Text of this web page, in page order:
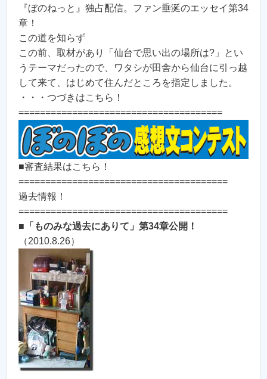
『ぼのねっと』独占配信。ファン垂涎のエッセイ第34
章！
この道を知らず
この前、取材があり「仙台で思い出の場所は?」とい
うテーマだったので、ワタシが田舎から仙台に引っ越
して来て、はじめて住んだところを指定しました。
・・・つづきはこちら！
======================================
■審査結果はこちら！
=======================================
過去情報！
=======================================
■ 「ものみな過去にありて」第34章公開！
（2010.8.26）